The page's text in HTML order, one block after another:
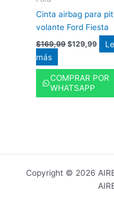
Cinta airbag para
volante Ford Fiesta
$169,99 $129,99
más
COMPRAR POR
WHATSAPP
Copyright © 2026